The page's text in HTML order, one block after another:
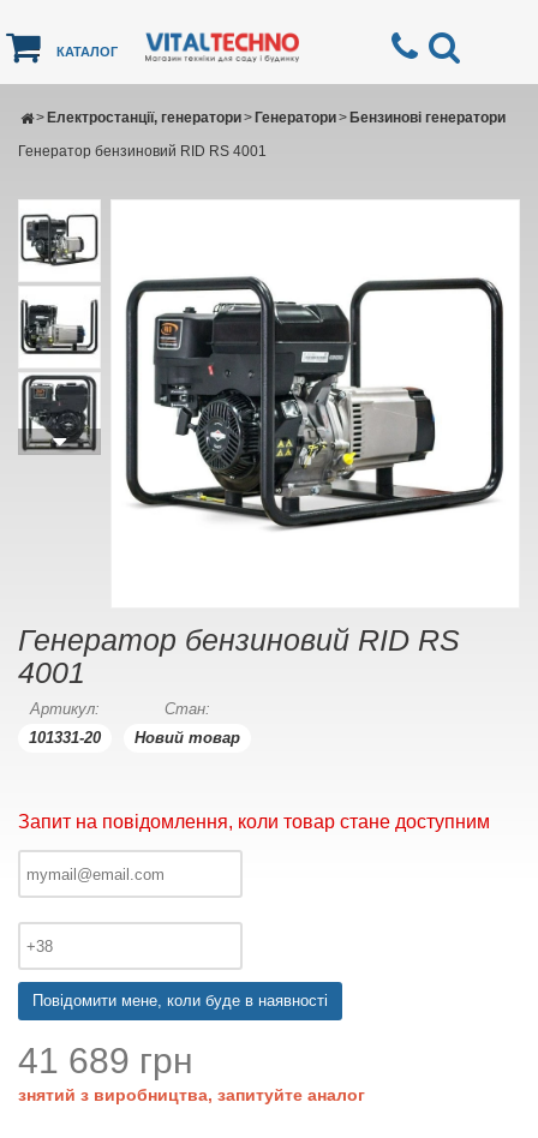
КАТАЛОГ
Електростанції, генератори
> Генератори
> Бензинові генератори
>
Генератор бензиновий RID RS 4001
Генератор бензиновий RID RS
4001
Артикул:
101331-20
Стан:
Новий товар
Запит на повідомлення, коли товар стане доступним
Повідомити мене, коли буде в наявності
41 689 грн
знятий з виробництва, запитуйте аналог